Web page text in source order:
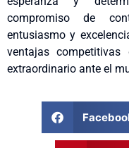
compromiso de
entusiasmo y
ventajas
extraordinario ante el